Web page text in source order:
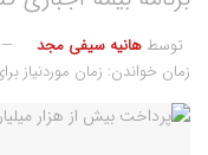
توسط هانیه سیفی مجد
زمان خواندن: زمان موردنیاز برای